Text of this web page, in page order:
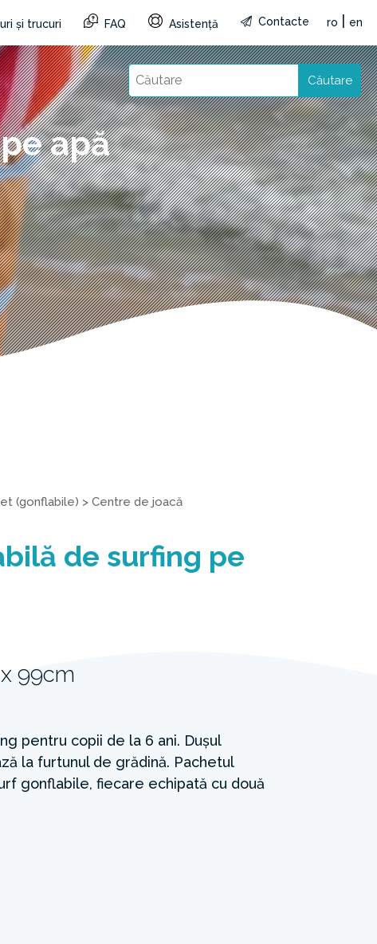
și trucuri FAQ Asistență Contacte ro en
Căutare
apă
(gonflabile) > Centre de joacă
de surfing pe
99cm
pentru copii de la 6 ani. Dușul
la furtunul de grădină. Pachetul
gonflabile, fiecare echipată cu două